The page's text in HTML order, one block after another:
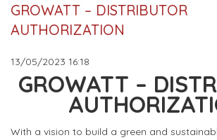
GROWATT – DISTRIBUTOR
AUTHORIZATION
13/05/2023 16:18
GROWATT –
With a vision to build a green and